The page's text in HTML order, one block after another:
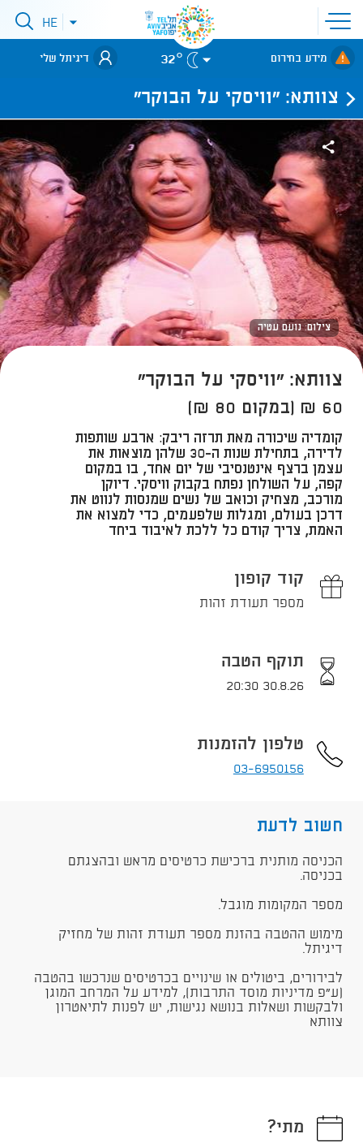
פתיחת
תפריט
אתר
לאתר עיריית
תל-אביב
פתיחתHE
מידע בחירום 32° דיגיתל שלי
צוותא: "וויסקי על הבוקר"
צילום: נועם עטיה
צוותא: "וויסקי על הבוקר"
60 ₪ (במקום 80 ₪)
​קומדיה שיכורה מאת תרזה ריבק: ארבע שותפות
לדירה, בתחילת שנות ה-30 שלהן מוצאות את
עצמן ברצף אינטנסיבי של יום אחד, בו במקום
קפה, על השולחן נפתח בקבוק וויסקי. דיוקן
מורכב, מצחיק וכואב של נשים שמנסות לנווט את
דרכן בעולם, ומגלות שלפעמים, כדי למצוא את
האמת, צריך קודם כל ללכת לאיבוד ביחד
קוד קופון
מספר תעודת זהות
תוקף הטבה
30.8.26 20:30
טלפון להזמנות
03-6950156
חשוב לדעת
הכניסה מותנית ברכישת כרטיסים מראש ובהצגתם
בכניסה.
מספר המקומות מוגבל.
מימוש ההטבה בהזנת מספר תעודת זהות של מחזיק
דיגיתל.
לבירורים, ביטולים או שינויים בכרטיסים שנרכשו בהטבה
(ע"פ מדיניות מוסד התרבות), למידע על המרחב המוגן
ולבקשות ושאלות בנושא נגישות, יש לפנות לתיאטרון
צוותא
מתי?